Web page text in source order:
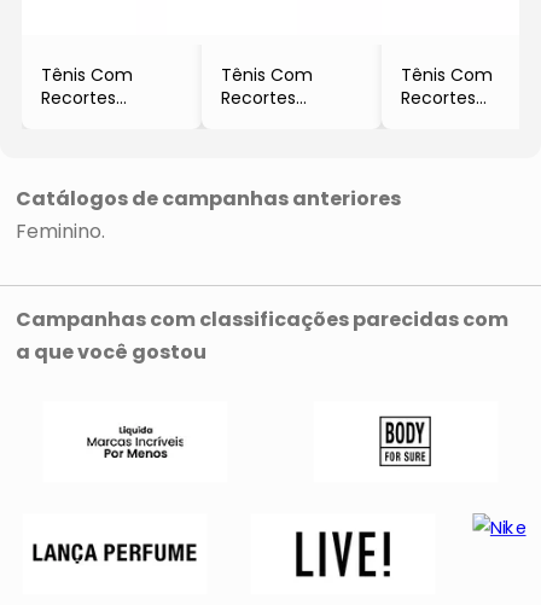
Tênis Com
Recortes
Tênis Com
Recortes
Tênis Com
Recortes
Catálogos de campanhas anteriores
Feminino
Campanhas com classificações parecidas com
a que você gostou